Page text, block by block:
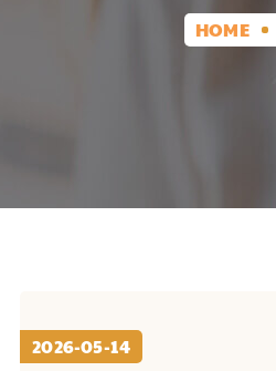
HOME
2026-05-14